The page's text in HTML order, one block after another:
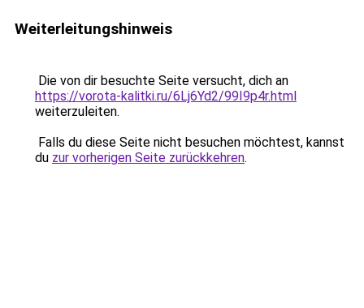
Weiterleitungshinweis
Die von dir besuchte Seite versucht, dich an
https://vorota-kalitki.ru/6Lj6Yd2/99I9p4r.html
weiterzuleiten.
Falls du diese Seite nicht besuchen möchtest, kannst
du zur vorherigen Seite zurückkehren.